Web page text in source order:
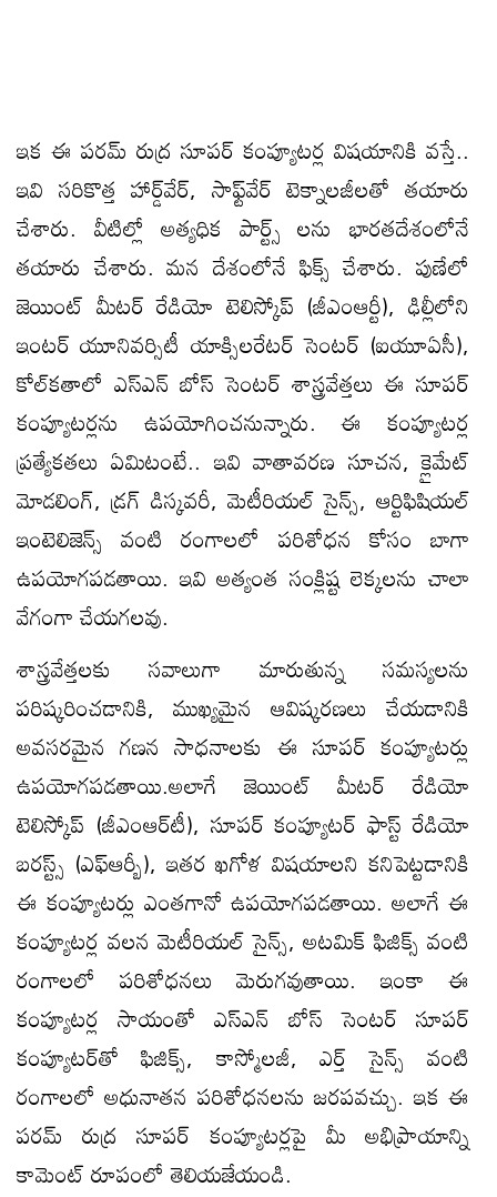
ఇక ఈ పరమ్ రుద్ర సూపర్ కంప్యూటర్ల విషయానికి వస్తే..
ఇవి సరికొత్త హార్డ్‌వేర్, సాఫ్ట్‌వేర్ టెక్నాలజీలతో తయారు
చేశారు. వీటిల్లో అత్యధిక పార్ట్స్ లను భారతదేశంలోనే
తయారు చేశారు. మన దేశంలోనే ఫిక్స్ చేశారు. పుణేలో
జెయింట్ మీటర్ రేడియో టెలిస్కోప్ (జీఎంఆర్టీ), ఢిల్లీలోని
ఇంటర్ యూనివర్సిటీ యాక్సిలరేటర్ సెంటర్ (ఐయూఏసీ),
కోల్‌కతాలో ఎస్‌ఎన్ బోస్ సెంటర్ శాస్త్రవేత్తలు ఈ సూపర్‌
కంప్యూటర్లను ఉపయోగించనున్నారు. ఈ కంప్యూటర్ల
ప్రత్యేకతలు ఏమిటంటే.. ఇవి వాతావరణ సూచన, క్లైమేట్
మోడలింగ్, డ్రగ్ డిస్కవరీ, మెటీరియల్ సైన్స్, ఆర్టిఫిషియల్
ఇంటెలిజెన్స్ వంటి రంగాలలో పరిశోధన కోసం బాగా
ఉపయోగపడతాయి. ఇవి అత్యంత సంక్లిష్ట లెక్కలను చాలా
వేగంగా చేయగలవు.
శాస్త్రవేత్తలకు సవాలుగా మారుతున్న సమస్యలను
పరిష్కరించడానికి, ముఖ్యమైన ఆవిష్కరణలు చేయడానికి
అవసరమైన గణన సాధనాలకు ఈ సూపర్‌ కంప్యూటర్లు
ఉపయోగపడతాయి.అలాగే జెయింట్ మీటర్ రేడియో
టెలిస్కోప్ (జీఎంఆర్‌టీ), సూపర్ కంప్యూటర్ ఫాస్ట్ రేడియో
బరస్ట్స్ (ఎఫ్ఆర్బీ), ఇతర ఖగోళ విషయాలని కనిపెట్టడానికి
ఈ కంప్యూటర్లు ఎంతగానో ఉపయోగపడతాయి. అలాగే ఈ
కంప్యూటర్ల వలన మెటీరియల్ సైన్స్, అటమిక్ ఫిజిక్స్ వంటి
రంగాలలో పరిశోధనలు మెరుగవుతాయి. ఇంకా ఈ
కంప్యూటర్ల సాయంతో ఎస్ఎన్ బోస్ సెంటర్ సూపర్‌
కంప్యూటర్‌తో ఫిజిక్స్, కాస్మోలజీ, ఎర్త్ సైన్స్ వంటి
రంగాలలో అధునాతన పరిశోధనలను జరపవచ్చు. ఇక ఈ
పరమ్ రుద్ర సూపర్‌ కంప్యూటర్లపై మీ అభిప్రాయాన్ని
కామెంట్ రూపంలో తెలియజేయండి.